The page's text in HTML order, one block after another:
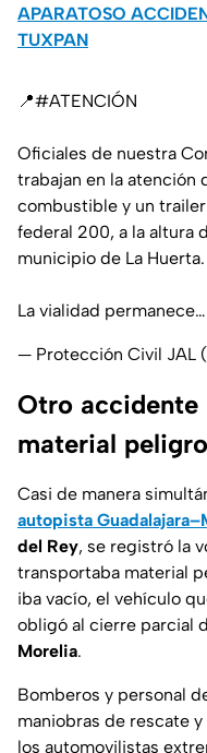
APARATOSO
TUXPAN
📍#ATENCIÓN
Oficiales de nuestra
trabajan en la atención
combustible y un
federal 200, a la altura
municipio de La Huerta.
La vialidad permanece…
— Protección Civil JAL
Otro accidente
material
Casi de manera
autopista
del Rey, se registró la
transportaba material
iba vacío, el vehículo
obligó al cierre parcial
Morelia.
Bomberos y personal
maniobras de rescate
los automovilistas